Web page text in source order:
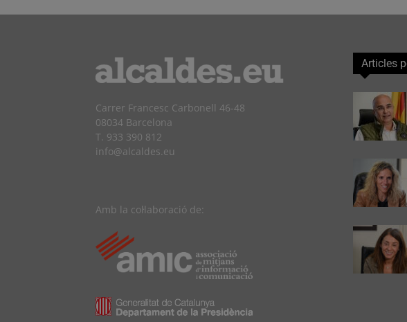
Carrer Francesc Carbonell 46-48
08034 Barcelona
T. 933 390 812
info@alcaldes.eu
Amb la col·laboració de:
Articles